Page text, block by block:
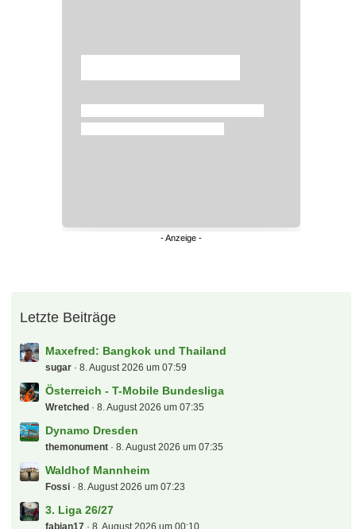
Letzte Beiträge
Maxefred: Bangkok und Thailand
sugar 8. August 2026 um 07:59
Österreich - T-Mobile Bundesliga
Wretched 8. August 2026 um 07:35
Dynamo Dresden
themonument 8. August 2026 um 07:35
Waldhof Mannheim
Fossi 8. August 2026 um 07:23
3. Liga 26/27